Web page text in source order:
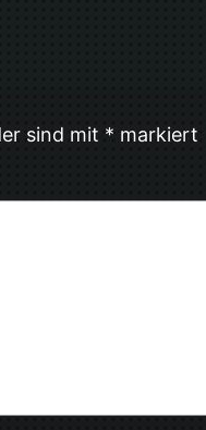
sind mit * markiert